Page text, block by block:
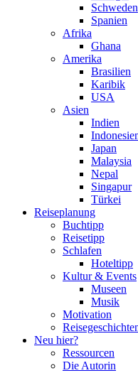
Schweden
Spanien
Afrika
Ghana
Amerika
Brasilien
Karibik
USA
Asien
Indien
Japan
Malaysia
Nepal
Singapur
Türkei
Reiseplanung
Buchtipp
Reisetipp
Schlafen
Hoteltipp
Kultur & Events
Museen
Musik
Motivation
Neu hier?
Ressourcen
Die Autorin